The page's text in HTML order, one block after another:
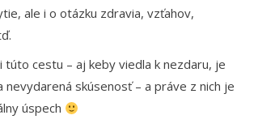
ale i o otázku zdravia, vzťahov,
túto cestu – aj keby viedla k nezdaru, je
nevydarená skúsenosť – a práve z nich je
úspech